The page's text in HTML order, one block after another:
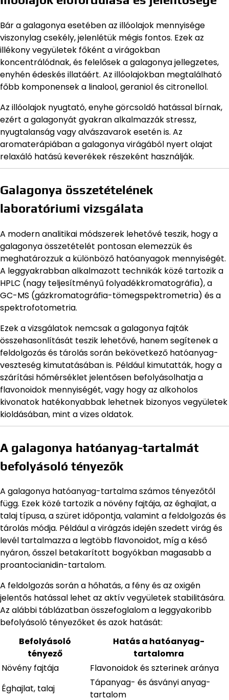
Bár a galagonya esetében az illóolajok mennyisége
viszonylag csekély, jelenlétük mégis fontos. Ezek az
illékony vegyületek főként a virágokban
koncentrálódnak, és felelősek a galagonya jellegzetes,
enyhén édeskés illatáért. Az illóolajokban megtalálható
főbb komponensek a linalool, geraniol és citronellol.
Az illóolajok nyugtató, enyhe görcsoldó hatással bírnak,
ezért a galagonyát gyakran alkalmazzák stressz,
nyugtalanság vagy alvászavarok esetén is. Az
aromaterápiában a galagonya virágából nyert olajat
relaxáló hatású keverékek részeként használják.
Galagonya összetételének
laboratóriumi vizsgálata
A modern analitikai módszerek lehetővé teszik, hogy a
galagonya összetételét pontosan elemezzük és
meghatározzuk a különböző hatóanyagok mennyiségét.
A leggyakrabban alkalmazott technikák közé tartozik a
HPLC (nagy teljesítményű folyadékkromatográfia), a
GC-MS (gázkromatográfia-tömegspektrometria) és a
spektrofotometria.
Ezek a vizsgálatok nemcsak a galagonya fajták
összehasonlítását teszik lehetővé, hanem segítenek a
feldolgozás és tárolás során bekövetkező hatóanyag-
veszteség kimutatásában is. Például kimutatták, hogy a
szárítási hőmérséklet jelentősen befolyásolhatja a
flavonoidok mennyiségét, vagy hogy az alkoholos
kivonatok hatékonyabbak lehetnek bizonyos vegyületek
kioldásában, mint a vizes oldatok.
A galagonya hatóanyag-tartalmát
befolyásoló tényezők
A galagonya hatóanyag-tartalma számos tényezőtől
függ. Ezek közé tartozik a növény fajtája, az éghajlat, a
talaj típusa, a szüret időpontja, valamint a feldolgozás és
tárolás módja. Például a virágzás idején szedett virág és
levél tartalmazza a legtöbb flavonoidot, míg a késő
nyáron, ősszel betakarított bogyókban magasabb a
proantocianidin-tartalom.
A feldolgozás során a hőhatás, a fény és az oxigén
jelentős hatással lehet az aktív vegyületek stabilitására.
Az alábbi táblázatban összefoglalom a leggyakoribb
befolyásoló tényezőket és azok hatását:
Befolyásoló
tényező
Hatás a hatóanyag-
tartalomra
Növény fajtája
Flavonoidok és szterinek aránya
Éghajlat, talaj
Tápanyag- és ásványi anyag-
tartalom